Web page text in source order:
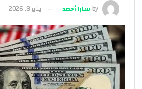
byسارا أحمد يناير 8, 2026